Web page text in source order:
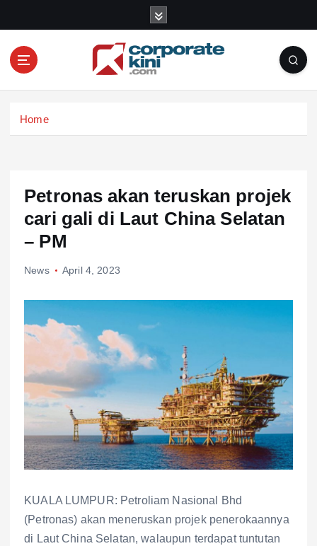
o
Home
Petronas akan teruskan projek
cari gali di Laut China Selatan
– PM
News April 4, 2023
KUALA LUMPUR: Petroliam Nasional Bhd
(Petronas) akan meneruskan projek penerokaannya
di Laut China Selatan, walaupun terdapat tuntutan